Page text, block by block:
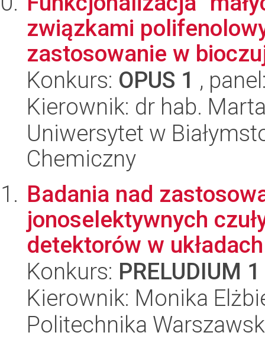
związkami
zastosowanie w
Konkurs: OPUS 1 ,
Kierownik: dr hab.
Uniwersytet w
Chemiczny
Badania nad
jonoselektywnych
detektorów w
Konkurs: PRELUDIUM 1
Kierownik: Monika
Politechnika